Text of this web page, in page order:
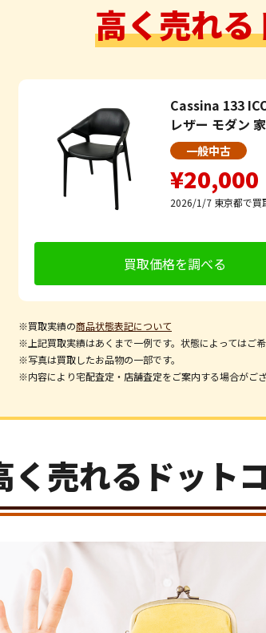
高く売れ
Cassina 133
レザー モダン
一般中古
¥20,000
2026/1/7 東京都で買
買取価格を調べる
※買取実績の商品状態表記について
※上記買取実績はあくまで一例です。状態によってはご
※写真は買取したお品物の一部です。
※内容により宅配査定・店舗査定をご案内する場合がござ
く売れるドット